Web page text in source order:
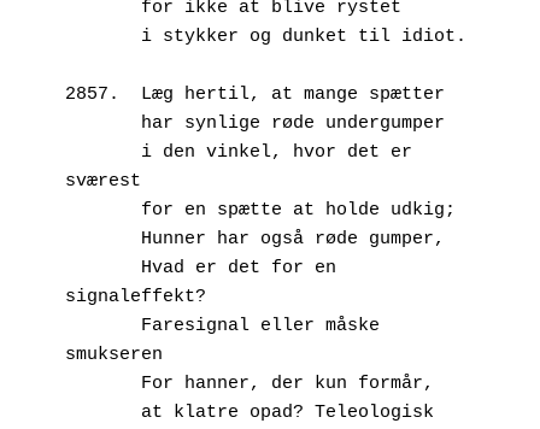
       for ikke at blive rystet
       i stykker og dunket til idiot.
2857.  Læg hertil, at mange spætter
       har synlige røde undergumper
sværest
       for en spætte at holde udkig;
       Hunner har også røde gumper,
signaleffekt?
smukseren
       For hanner, der kun formår,